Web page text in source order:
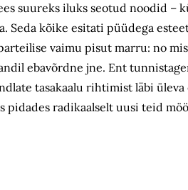
suureks iluks seotud noodid –
Seda kõike esitati püüdega
vaimu pisut marru: no
ebavõrdne jne. Ent
tasakaalu rihtimist läbi
pidades radikaalselt uusi teid